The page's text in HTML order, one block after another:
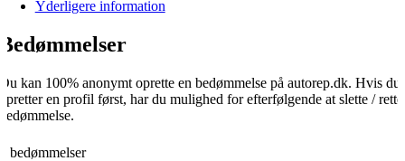
Yderligere information
kan 100% anonymt oprette en bedømmelse på autorep.dk. Hvis du
en profil først, har du mulighed for efterfølgende at slette /
bedømmelser